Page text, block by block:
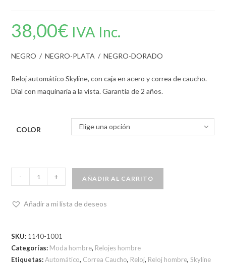
38,00€ IVA Inc.
NEGRO / NEGRO-PLATA / NEGRO-DORADO
Reloj automático Skyline, con caja en acero y correa de caucho.
Dial con maquinaria a la vista. Garantía de 2 años.
COLOR Elige una opción
- + AÑADIR AL CARRITO
Añadir a mi lista de deseos
SKU: 1140-1001
Categorías: Moda hombre, Relojes hombre
Etiquetas:Automático, Correa Caucho, Reloj, Reloj hombre,Skyline